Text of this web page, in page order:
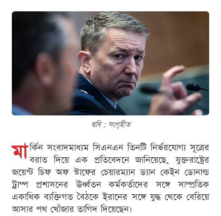
ছবি : সংগৃহীত
মা র্কিন সংবাদমাধ্যম সিএনএন তিনটি নির্ভরযোগ্য সূত্রের
বরাত দিয়ে এক প্রতিবেদনে জানিয়েছে, যুক্তরাষ্ট্রের
জয়েন্ট চিফ অফ স্টাফের চেয়ারম্যান ড্যান কেইন ডোনাল্ড
ট্রাম্প প্রশাসনের ঊর্ধ্বতন কর্মকর্তাদের সঙ্গে সাম্প্রতিক
একাধিক ব্যক্তিগত বৈঠকে ইরানের সঙ্গে যুদ্ধ থেকে বেরিয়ে
আসার পথ খোঁজার তাগিদ দিয়েছেন।